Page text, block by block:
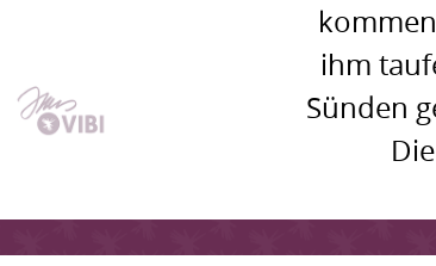
ihm
Sünden